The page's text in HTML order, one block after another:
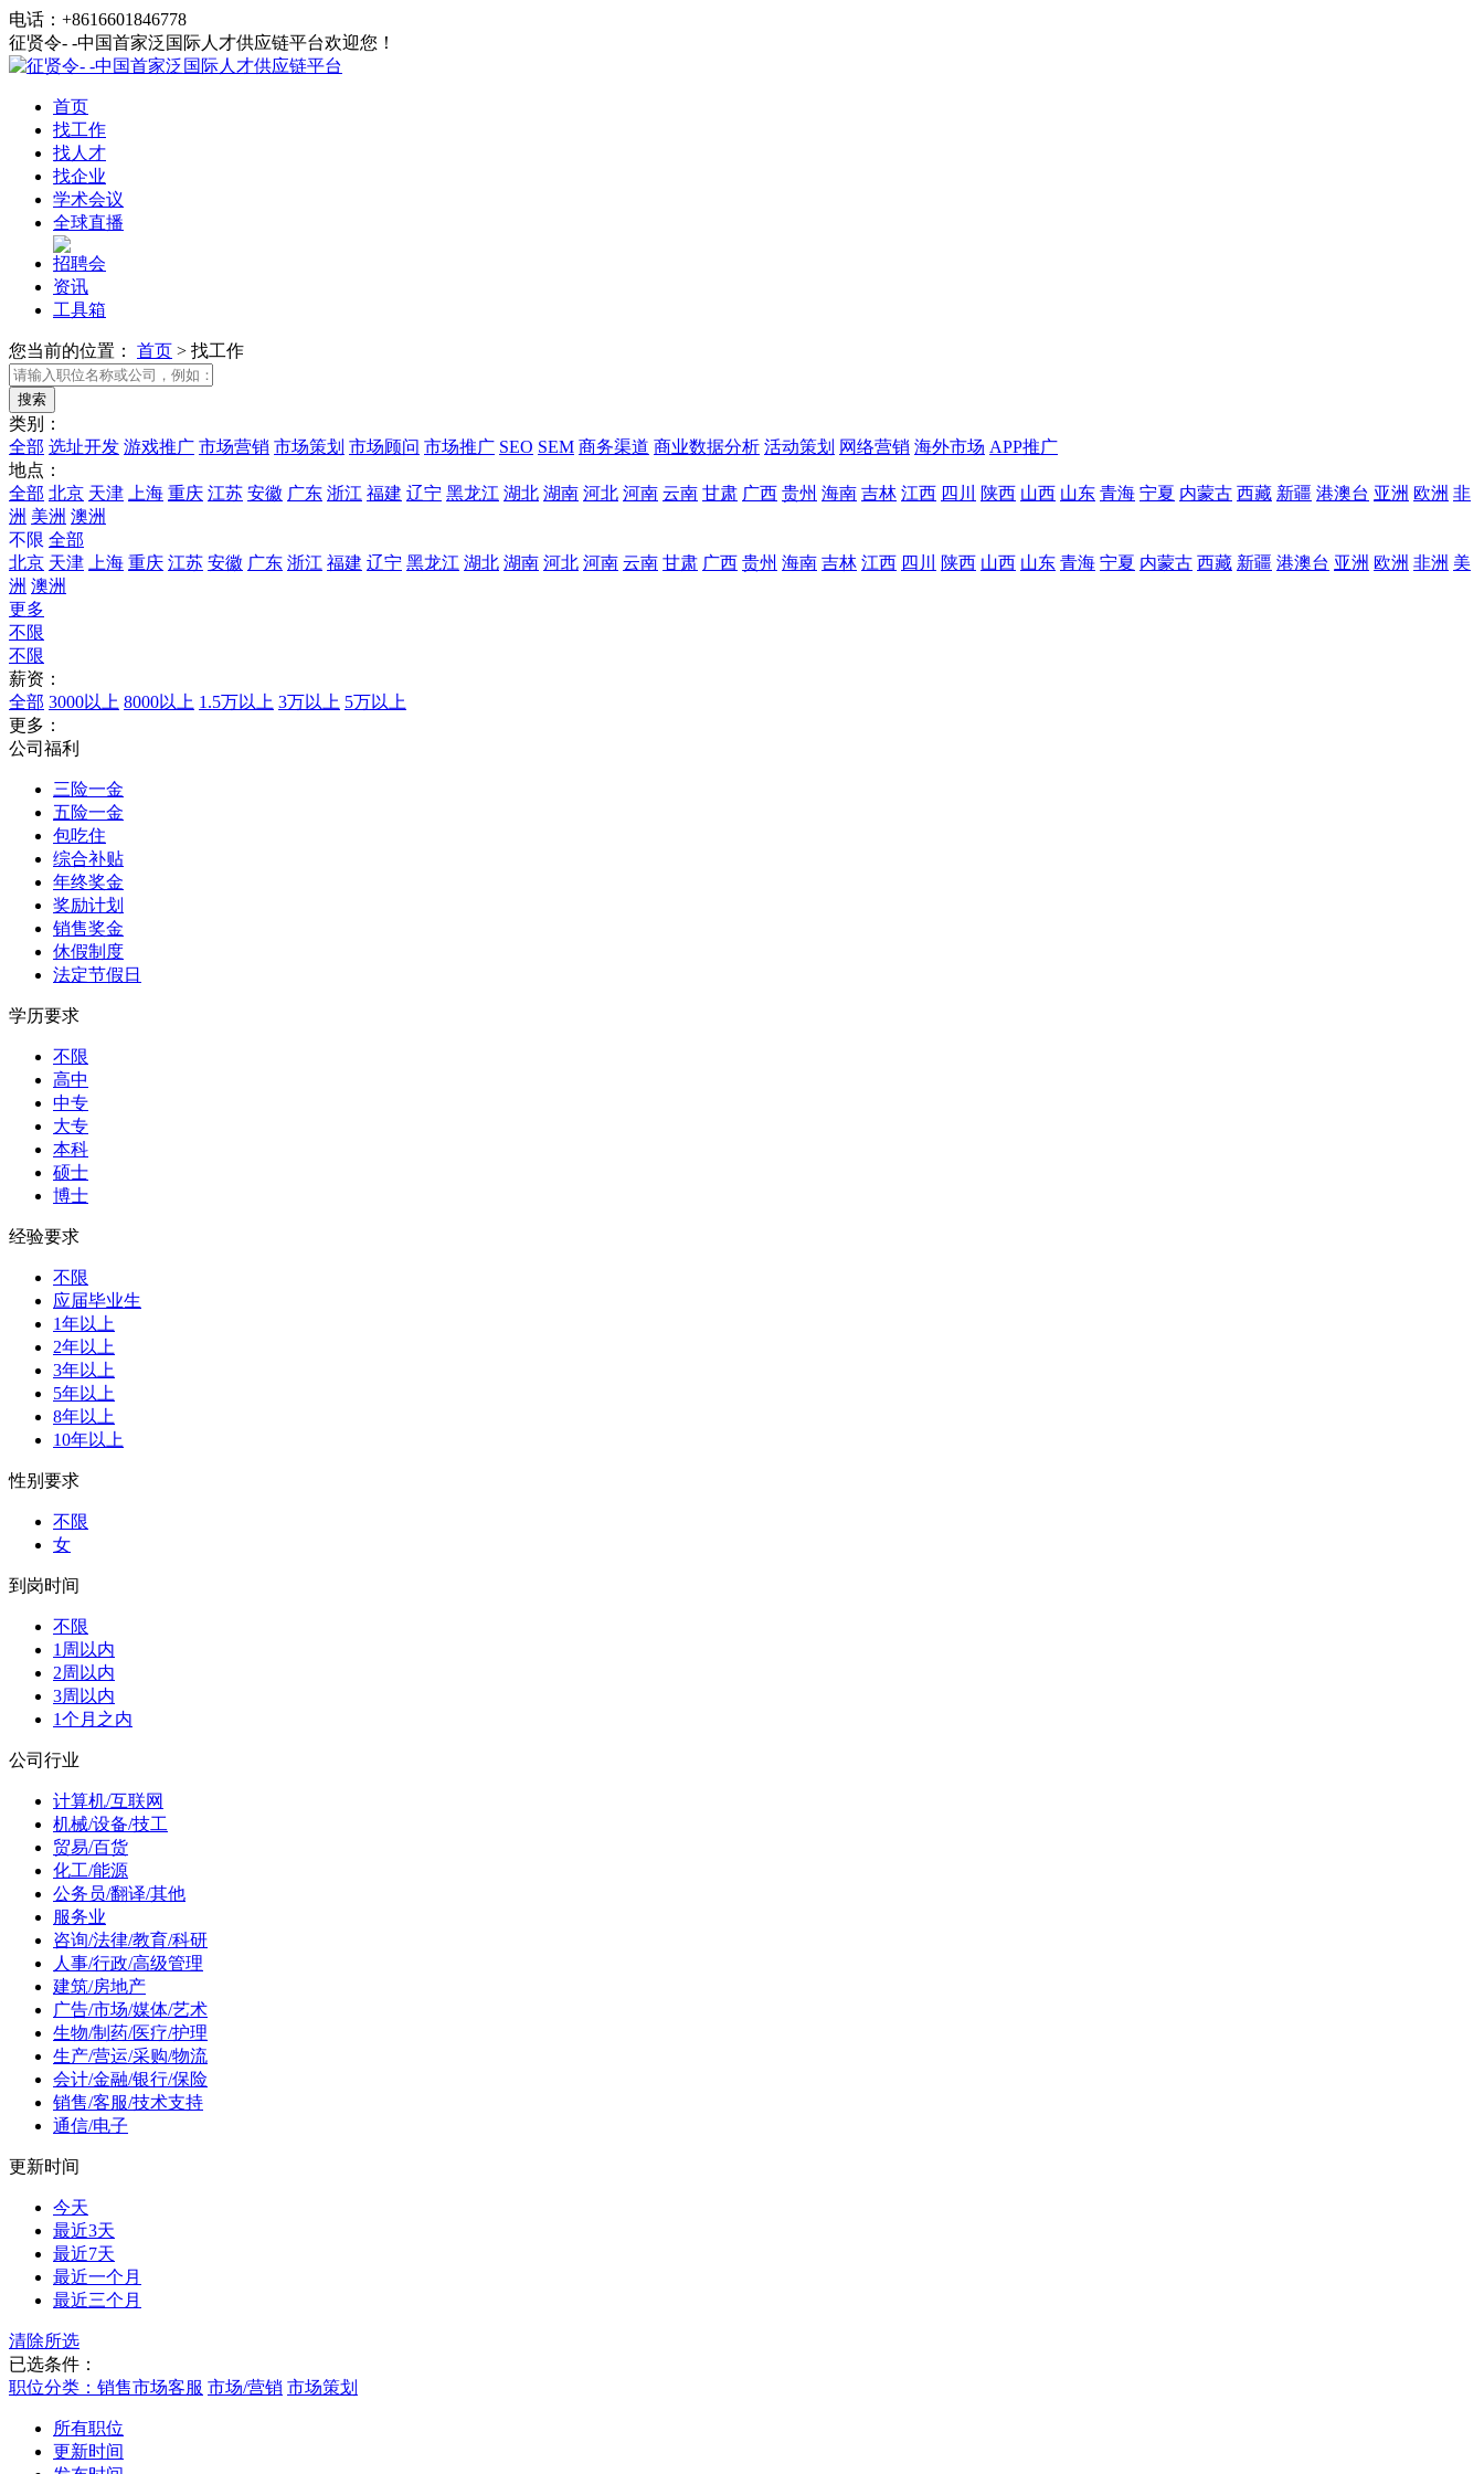
电话：+8616601846778
征贤令- -中国首家泛国际人才供应链平台欢迎您！
首页
找工作
找人才
找企业
学术会议
全球直播
招聘会
资讯
工具箱
您当前的位置： 首页 > 找工作
类别：
全部 选址开发 游戏推广 市场营销 市场策划 市场顾问 市场推广 SEO SEM 商务渠道 商业数据分析 活动策划 网络营销 海外市场 APP推广
地点：
全部 北京 天津 上海 重庆 江苏 安徽 广东 浙江 福建 辽宁 黑龙江 湖北 湖南 河北 河南 云南 甘肃 广西 贵州 海南 吉林 江西 四川 陕西 山西 山东 青海 宁夏 内蒙古 西藏 新疆 港澳台 亚洲 欧洲 非
洲 美洲 澳洲
不限 全部
北京 天津 上海 重庆 江苏 安徽 广东 浙江 福建 辽宁 黑龙江 湖北 湖南 河北 河南 云南 甘肃 广西 贵州 海南 吉林 江西 四川 陕西 山西 山东 青海 宁夏 内蒙古 西藏 新疆 港澳台 亚洲 欧洲 非洲 美
洲 澳洲
更多
不限
不限
薪资：
全部 3000以上 8000以上 1.5万以上 3万以上 5万以上
更多：
公司福利
三险一金
五险一金
包吃住
综合补贴
年终奖金
奖励计划
销售奖金
休假制度
法定节假日
学历要求
不限
高中
中专
大专
本科
硕士
博士
经验要求
不限
应届毕业生
1年以上
2年以上
3年以上
5年以上
8年以上
10年以上
性别要求
不限
女
到岗时间
不限
1周以内
2周以内
3周以内
1个月之内
公司行业
计算机/互联网
机械/设备/技工
贸易/百货
化工/能源
公务员/翻译/其他
服务业
咨询/法律/教育/科研
人事/行政/高级管理
建筑/房地产
广告/市场/媒体/艺术
生物/制药/医疗/护理
生产/营运/采购/物流
会计/金融/银行/保险
销售/客服/技术支持
通信/电子
更新时间
今天
最近3天
最近7天
最近一个月
最近三个月
清除所选
已选条件：
职位分类：销售市场客服 市场/营销 市场策划
所有职位
更新时间